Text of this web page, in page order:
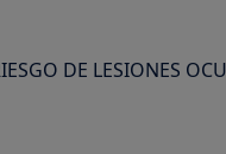
DE LESIONES